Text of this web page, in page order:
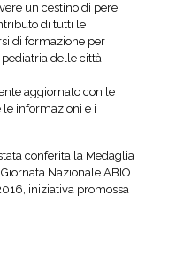
un cestino di pere,
di tutti le
di formazione per
delle città
aggiornato con le
le informazioni e i
conferita la Medaglia
Nazionale ABIO
iniziativa promossa